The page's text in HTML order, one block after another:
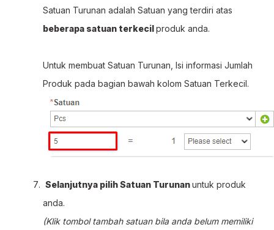
Satuan Turunan adalah Satuan yang terdiri atas
beberapa satuan terkecilproduk anda.
Untuk membuat Satuan Turunan, Isi informasi Jumlah
Produk pada bagian bawah kolom Satuan Terkecil.
Selanjutnya pilih Satuan Turunanuntuk produk
anda.
(Klik tombol tambah satuan bila anda belum memiliki